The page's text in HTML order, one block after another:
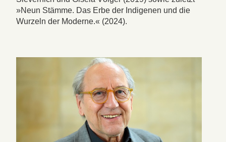
»Neun Stämme. Das Erbe der Indigenen und die
Wurzeln der Moderne.« (2024).